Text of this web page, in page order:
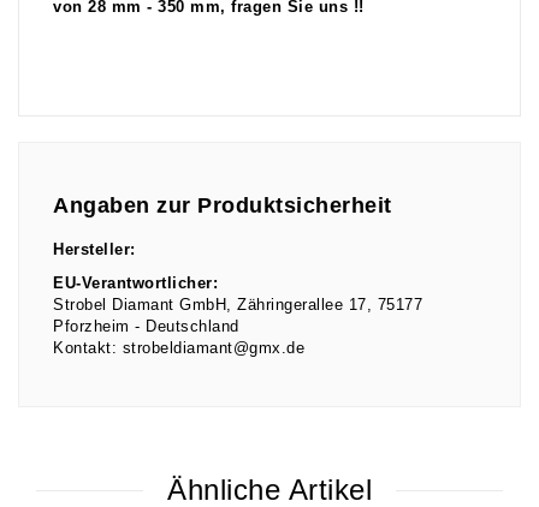
von 28 mm - 350 mm, fragen Sie uns !!
Angaben zur Produktsicherheit
Hersteller:
EU-Verantwortlicher:
Strobel Diamant GmbH
Zähringerallee 17
75177
Pforzheim
Deutschland
Kontakt: strobeldiamant@gmx.de
Ähnliche Artikel